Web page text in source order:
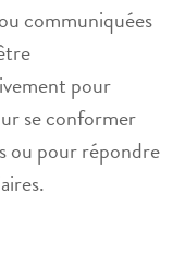
communiquées
pour
se conformer
ou pour répondre